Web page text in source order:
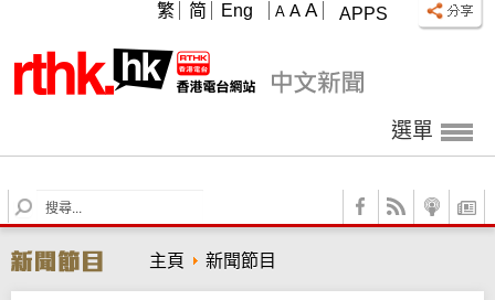
APPS
A A A
繁 简 Eng
選單
S
e
r
c
主頁 新聞節目